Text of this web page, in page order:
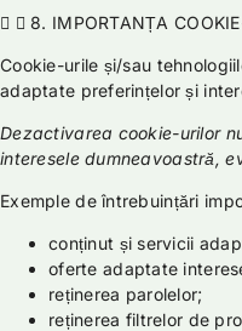
8. IMPORTANȚA
Cookie-urile și/sau
adaptate preferințelor și
Dezactivarea cookie-urilor
interesele dumneavoastră,
Exemple de întrebuințări
conținut și servicii
oferte adaptate
reținerea parolelor;
reținerea filtrelor de